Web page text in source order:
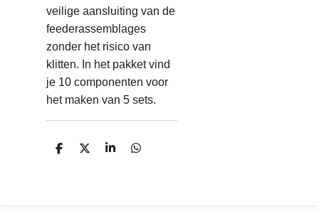
veilige aansluiting van de
feederassemblages
zonder het risico van
klitten. In het pakket vind
je 10 componenten voor
het maken van 5 sets.
D
D
S
D